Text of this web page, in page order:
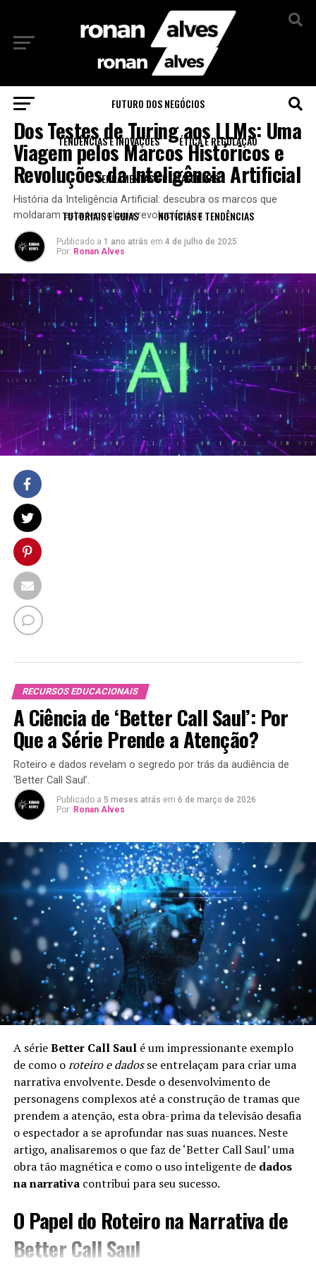
FUTURO DOS NEGÓCIOS
TENDÊNCIAS E INOVAÇÕES ÉTICA E REGULAÇÃO
FERRAMENTAS E PLATAFORMAS
TUTORIAIS E GUIAS NOTÍCIAS E TENDÊNCIAS
RECURSOS EDUCACIONAIS
Dos Testes de Turing aos LLMs: Uma
Viagem pelos Marcos Históricos e
Revoluções da Inteligência Artificial
História da Inteligência Artificial: descubra os marcos que
moldaram esta tecnologia revolucionária.
Publicado a 1 ano atrás em 4 de julho de 2025
Por: Ronan Alves
RECURSOS EDUCACIONAIS
A Ciência de ‘Better Call Saul’: Por
Que a Série Prende a Atenção?
Roteiro e dados revelam o segredo por trás da audiência de
‘Better Call Saul’.
Publicado a 5 meses atrás em 6 de março de 2026
Por: Ronan Alves
A sérieBetter Call Saulé um impressionante exemplo
de como oroteiro e dadosse entrelaçam para criar uma
narrativa envolvente. Desde o desenvolvimento de
personagens complexos até a construção de tramas que
prendem a atenção, esta obra-prima da televisão desafia
o espectador a se aprofundar nas suas nuances. Neste
artigo, analisaremos o que faz de ‘Better Call Saul’ uma
obra tão magnética e como o uso inteligente de dados
na narrativacontribui para seu sucesso.
O Papel do Roteiro na Narrativa de
Better Call Saul
Sair da versão mobile